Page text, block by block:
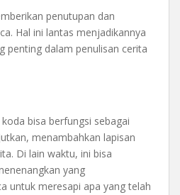
penutupan dan
Hal ini lantas menjadikannya
penting dalam penulisan cerita
bisa berfungsi sebagai
menambahkan lapisan
Di lain waktu, ini bisa
yang
untuk meresapi apa yang telah